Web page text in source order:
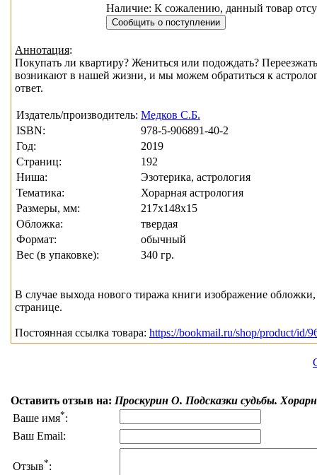
Наличие: К сожалению, данный товар
Аннотация:
Покупать ли квартиру? Жениться или подождать?
возникают в нашей жизни, и мы можем обратиться к
ответ.
Издатель/производитель: Медков С.Б.
ISBN:
978-5-906891-40-2
Год:
2019
Страниц:
192
Ниша:
Эзотерика, астрология
Тематика:
Хорарная астрология
Размеры, мм:
217x148x15
Обложка:
твердая
Формат:
обычный
Вес (в упаковке):
340 гр.
В случае выхода нового тиража книги изображение
странице.
Постоянная ссылка товара: https://bookmail.ru/shop/product/id/
Оставить отзыв на: Проскурин О. Подсказки судьбы.
Ваше имя*:
Ваш Email:
Отзыв*: